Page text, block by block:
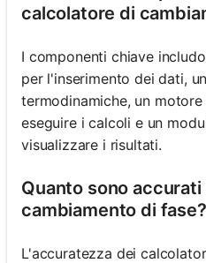
calcolatore di
I componenti chiave
per l'inserimento dei dati,
termodinamiche, un
eseguire i calcoli e un
visualizzare i risultati.
Quanto sono
cambiamento di fase?
L'accuratezza dei